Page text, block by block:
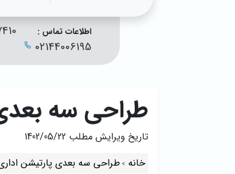
اطلاعات تماس :
02144006195
طراحی سه
تاریخ ویرایش مطلب 1402/05/22
خانه
طراحی سه بعدی پارتیشن